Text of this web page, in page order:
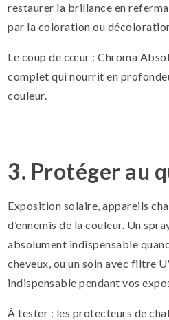
restaurer la brillance en
par la coloration ou
Le coup de cœur : Chroma
complet qui nourrit en
couleur.
3. Protéger au
Exposition solaire, appareils
d’ennemis de la couleur. Un
absolument indispensable
cheveux, ou un soin avec filtre
indispensable pendant vos
À tester : les protecteurs de